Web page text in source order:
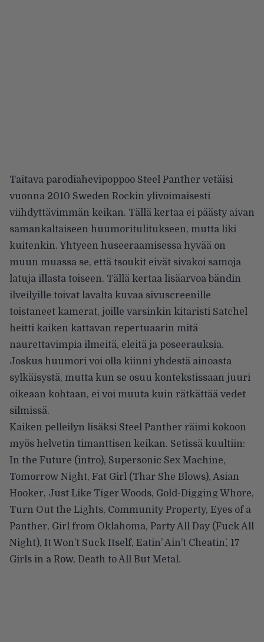
Taitava parodiahevipoppoo Steel Panther vetäisi
vuonna 2010 Sweden Rockin ylivoimaisesti
viihdyttävimmän keikan. Tällä kertaa ei päästy aivan
samankaltaiseen huumoritulitukseen, mutta liki
kuitenkin. Yhtyeen huseeraamisessa hyvää on
muun muassa se, että tsoukit eivät sivakoi samoja
latuja illasta toiseen. Tällä kertaa lisäarvoa bändin
ilveilyille toivat lavalta kuvaa sivuscreenille
toistaneet kamerat, joille varsinkin kitaristi Satchel
heitti kaiken kattavan repertuaarin mitä
naurettavimpia ilmeitä, eleitä ja poseerauksia.
Joskus huumori voi olla kiinni yhdestä ainoasta
sylkäisystä, mutta kun se osuu kontekstissaan juuri
oikeaan kohtaan, ei voi muuta kuin rätkättää vedet
silmissä.
Kaiken pelleilyn lisäksi Steel Panther räimi kokoon
myös helvetin timanttisen keikan. Setissä kuultiin:
In the Future (intro), Supersonic Sex Machine,
Tomorrow Night, Fat Girl (Thar She Blows), Asian
Hooker, Just Like Tiger Woods, Gold-Digging Whore,
Turn Out the Lights, Community Property, Eyes of a
Panther, Girl from Oklahoma, Party All Day (Fuck All
Night), It Won’t Suck Itself, Eatin’ Ain’t Cheatin’, 17
Girls in a Row, Death to All But Metal.